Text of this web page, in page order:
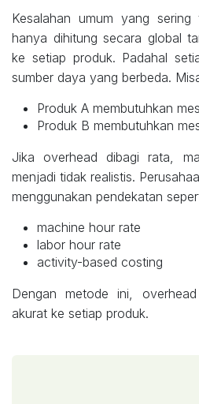
Kesalahan umum yang
hanya dihitung secara global
ke setiap produk. Padahal
sumber daya yang berbeda.
Produk A membutuhkan
Produk B membutuhkan
Jika overhead dibagi rata,
menjadi tidak realistis.
menggunakan pendekatan
machine hour rate
labor hour rate
activity-based costing
Dengan metode ini,
akurat ke setiap produk.